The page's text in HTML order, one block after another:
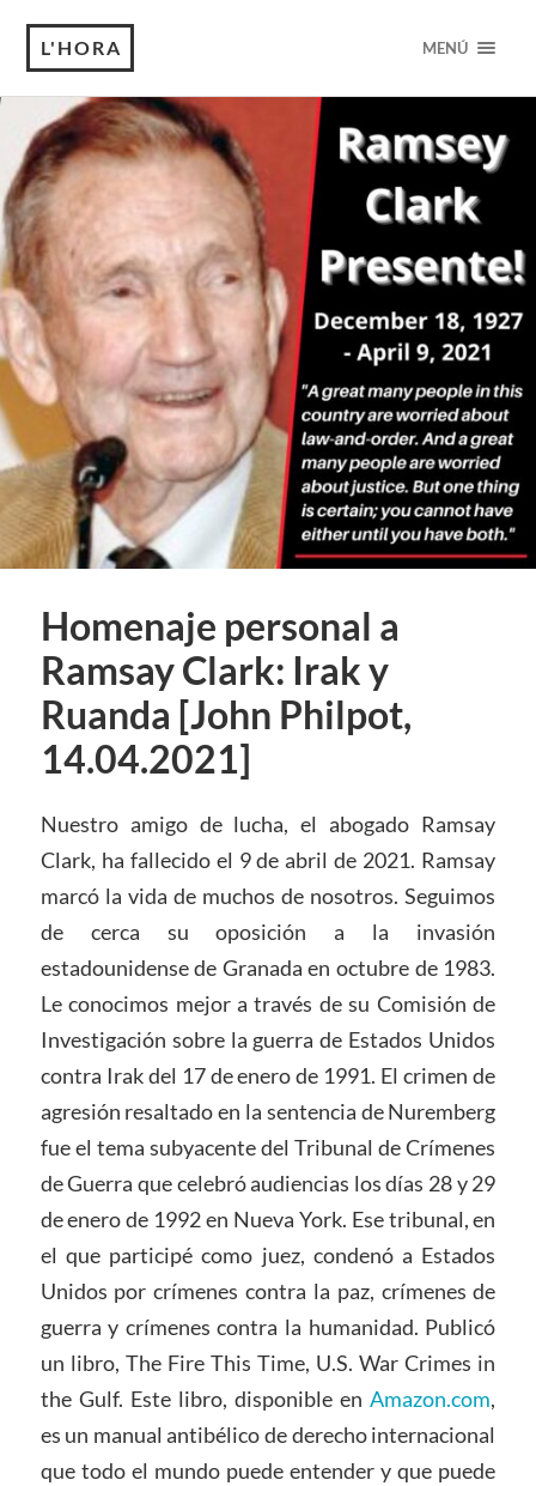
L'HORA MENÚ
Homenaje personal a
Ramsay Clark: Irak y
Ruanda [John Philpot,
14.04.2021]
Nuestro amigo de lucha, el abogado Ramsay
Clark, ha fallecido el 9 de abril de 2021. Ramsay
marcó la vida de muchos de nosotros. Seguimos
de cerca su oposición a la invasión
estadounidense de Granada en octubre de 1983.
Le conocimos mejor a través de su Comisión de
Investigación sobre la guerra de Estados Unidos
contra Irak del 17 de enero de 1991. El crimen de
agresión resaltado en la sentencia de Nuremberg
fue el tema subyacente del Tribunal de Crímenes
de Guerra que celebró audiencias los días 28 y 29
de enero de 1992 en Nueva York. Ese tribunal, en
el que participé como juez, condenó a Estados
Unidos por crímenes contra la paz, crímenes de
guerra y crímenes contra la humanidad. Publicó
un libro, The Fire This Time, U.S. War Crimes in
the Gulf. Este libro, disponible enAmazon.com,
es un manual antibélico de derecho internacional
que todo el mundo puede entender y que puede